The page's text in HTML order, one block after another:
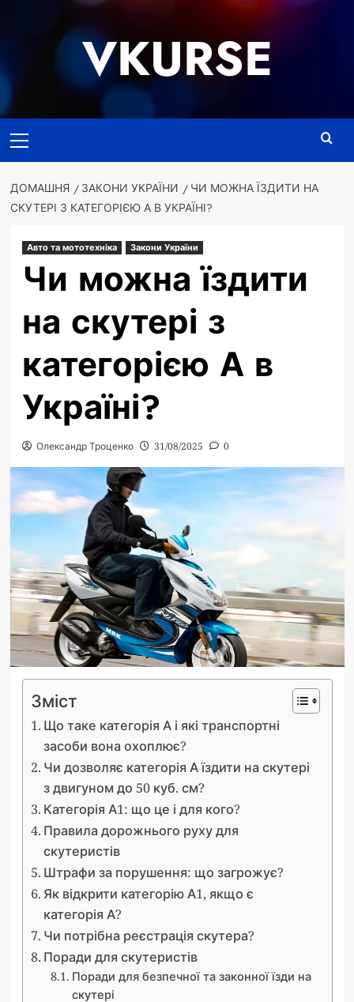
VKURSE
меню
ДОМАШНЯ ЗАКОНИ УКРАЇНИ
ЧИ МОЖНА ЇЗДИТИ НА
СКУТЕРІ З КАТЕГОРІЄЮ А В УКРАЇНІ?
Авто та мототехніка Закони України
Чи можна їздити
на скутері з
категорією А в
Україні?
Олександр Троценко 31/08/2025 0
Зміст
Що таке категорія А і які транспортні
засоби вона охоплює?
Чи дозволяє категорія А їздити на скутері
з двигуном до 50 куб. см?
Категорія А1: що це і для кого?
Правила дорожнього руху для
скутеристів
Штрафи за порушення: що загрожує?
Як відкрити категорію А1, якщо є
категорія А?
Чи потрібна реєстрація скутера?
Поради для скутеристів
Поради для безпечної та законної їзди на
скутері